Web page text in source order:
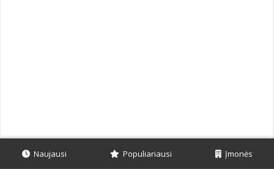
Naujausi Populiariausi Įmonės